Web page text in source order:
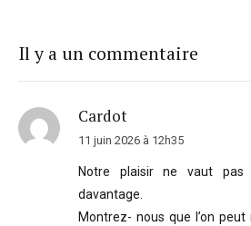
Il y a un commentaire
Cardot
11 juin 2026 à 12h35
Notre plaisir ne vaut
davantage.
Montrez- nous que l’on